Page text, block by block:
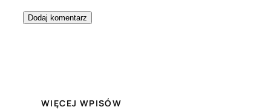
WIĘCEJ WPISÓW